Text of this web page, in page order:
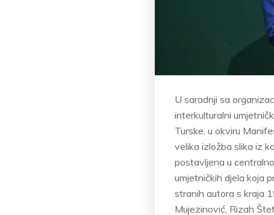
U saradnji sa
interkulturalni
Turske, u okviru
velika izložba slika iz
postavljena u
umjetničkih djela koja
stranih autora s kraja
Mujezinović, Rizah